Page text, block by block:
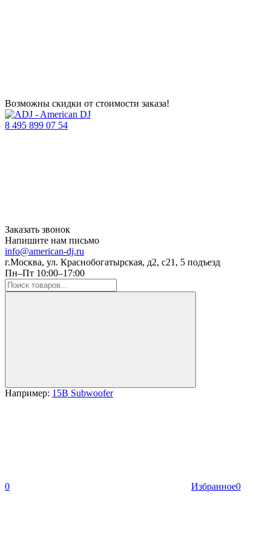
Возможны скидки от стоимости заказа!
8 495 899 07 54
Заказать звонок
Напишите нам письмо
info@american-dj.ru
г.Москва, ул. Краснобогатырская, д2, с21, 5 подъезд
Пн–Пт 10:00–17:00
Например: 15B Subwoofer
0 Избранное0